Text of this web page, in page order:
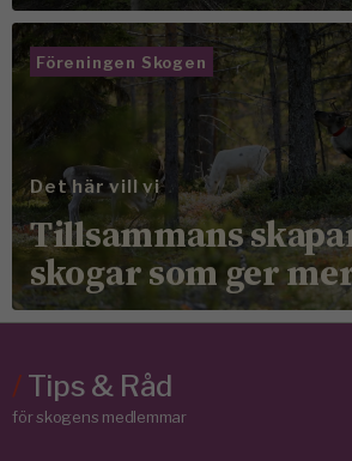
Föreningen Skogen
Det här vill vi
Tillsammans
skogar som ger
/Tips & Råd
för skogens medlemmar